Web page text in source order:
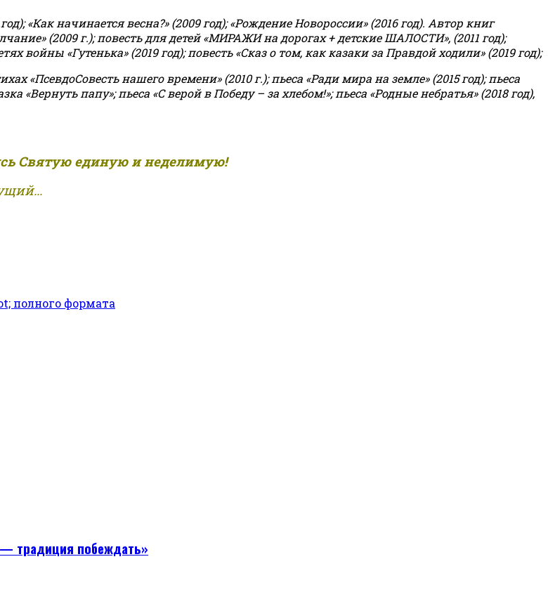
«Как начинается весна?» (2009 год); «Рождение Новороссии» (2016 год). Автор книг
(2009 г.); повесть для детей «МИРАЖИ на дорогах + детские ШАЛОСТИ», (2011 год);
войны «Гутенька» (2019 год); повесть «Сказ о том, как казаки за Правдой ходили» (2019 год);
«ПсевдоСовесть нашего времени» (2010 г.); пьеса «Ради мира на земле» (2015 год); пьеса
«Вернуть папу»; пьеса «С верой в Победу – за хлебом!»;пьеса «Родные небратья» (2018 год),
Святую единую и неделимую!
традиция побеждать»